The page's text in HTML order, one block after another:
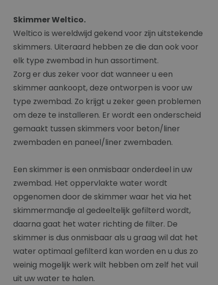
Skimmer Weltico.
Weltico is wereldwijd gekend voor zijn uitstekende
skimmers. Uiteraard hebben ze die dan ook voor
elk type zwembad in hun assortiment.
Zorg er dus zeker voor dat wanneer u een
skimmer aankoopt, deze ontworpen is voor uw
type zwembad. Zo krijgt u zeker geen problemen
om deze te installeren. Er wordt een onderscheid
gemaakt tussen skimmers voor beton/liner
zwembaden en paneel/liner zwembaden.
Een skimmer is een onmisbaar onderdeel in uw
zwembad. Het oppervlakte water wordt
opgenomen door de skimmer waar het via het
skimmermandje al gedeeltelijk gefilterd wordt,
daarna gaat het water richting de filter. De
skimmer is dus onmisbaar als u graag wil dat het
water optimaal gefilterd kan worden en u dus zo
weinig mogelijk werk wilt hebben om zelf het vuil
uit uw water te halen.